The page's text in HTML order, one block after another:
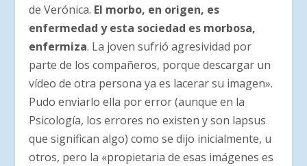
de Verónica. El morbo, en origen, es
enfermedad y esta sociedad es morbosa,
enfermiza. La joven sufrió agresividad por
parte de los compañeros, porque descargar un
vídeo de otra persona ya es lacerar su imagen».
Pudo enviarlo ella por error (aunque en la
Psicología, los errores no existen y son lapsus
que significan algo) como se dijo inicialmente, u
otros, pero la «propietaria de esas imágenes es